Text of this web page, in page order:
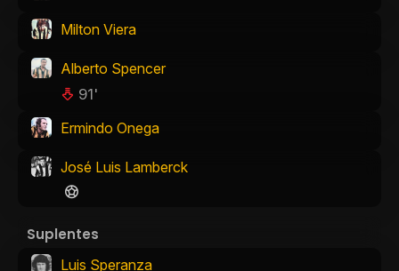
Milton Viera
Alberto Spencer
91'
Ermindo Onega
José Luis Lamberck
Suplentes
Luis Speranza